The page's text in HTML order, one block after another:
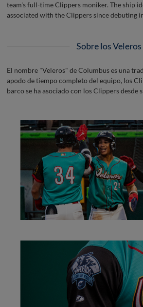
team's full-time Clippers moniker. The ship
associated with the Clippers since debuting
Sobre los Veleros
El nombre "Veleros" de Columbus es una
apodo de tiempo completo del equipo, los
barco se ha asociado con los Clippers desde